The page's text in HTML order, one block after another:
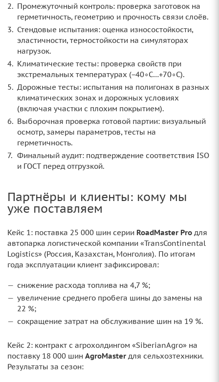
Промежуточный контроль: проверка заготовок на
герметичность, геометрию и прочность связи слоёв.
Стендовые испытания: оценка износостойкости,
эластичности, термостойкости на симуляторах
нагрузок.
Климатические тесты: проверка свойств при
экстремальных температурах (−40∘C…+70∘C).
Дорожные тесты: испытания на полигонах в разных
климатических зонах и дорожных условиях
(включая участки с плохим покрытием).
Выборочная проверка готовой партии: визуальный
осмотр, замеры параметров, тесты на
герметичность.
Финальный аудит: подтверждение соответствия ISO
и ГОСТ перед отгрузкой.
Партнёры и клиенты: кому мы
уже поставляем
Кейс 1: поставка 25 000 шин серии RoadMaster Pro для
автопарка логистической компании «TransContinental
Logistics» (Россия, Казахстан, Монголия). По итогам
года эксплуатации клиент зафиксировал:
снижение расхода топлива на 4,7 %;
увеличение среднего пробега шины до замены на
22 %;
сокращение затрат на обслуживание шин на 19 %.
Кейс 2: контракт с агрохолдингом «SiberianAgro» на
поставку 18 000 шин AgroMaster для сельхозтехники.
Результаты за сезон: